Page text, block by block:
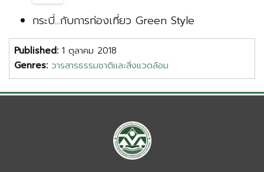
กระบี่...กับการท่องเที่ยว Green Style
Published: 1 ตุลาคม 2018
Genres: วารสารธรรมชาติและสิ่งแวดล้อม